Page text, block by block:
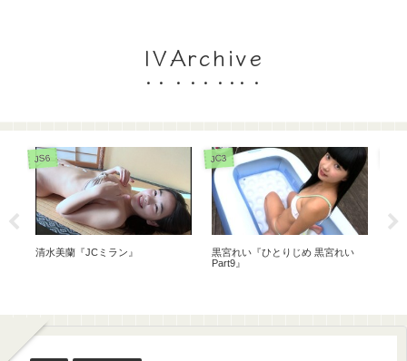
IVArchive
JC1
桜木ひな『同級生の妹5 ニュー1
JS6
黒宮れい『うぶ』